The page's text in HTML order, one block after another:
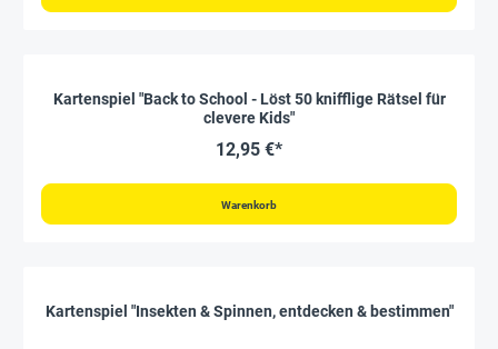
Kartenspiel "Back to School - Löst 50 knifflige Rätsel für
clevere Kids"
12,95 €*
Warenkorb
Kartenspiel "Insekten & Spinnen, entdecken & bestimmen"